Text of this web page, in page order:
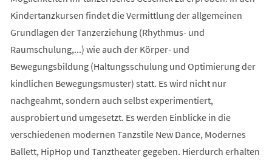
Kindertanzkursen findet die Vermittlung der allgemeinen
Grundlagen der Tanzerziehung (Rhythmus- und
Raumschulung,...) wie auch der Körper- und
Bewegungsbildung (Haltungsschulung und Optimierung der
kindlichen Bewegungsmuster) statt. Es wird nicht nur
nachgeahmt, sondern auch selbst experimentiert,
ausprobiert und umgesetzt. Es werden Einblicke in die
verschiedenen modernen Tanzstile New Dance, Modernes
Ballett, HipHop und Tanztheater gegeben. Hierdurch erhalten